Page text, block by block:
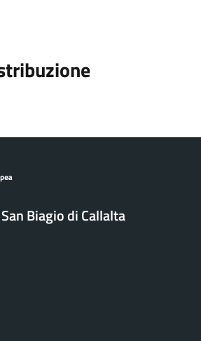
Biagio di Callalta